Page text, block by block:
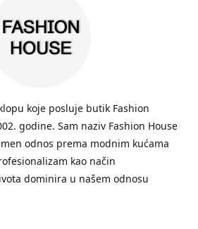
koje posluje butik Fashion
godine. Sam naziv Fashion House
odnos prema modnim kućama
kao način
dominira u našem odnosu